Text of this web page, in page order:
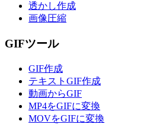
透かし作成
画像圧縮
GIFツール
GIF作成
テキストGIF作成
動画からGIF
MP4をGIFに変換
MOVをGIFに変換